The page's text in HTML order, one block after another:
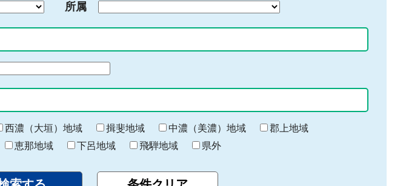
所属
西濃（大垣）地域 揖斐地域 中濃（美濃）地域
郡上地域
恵那地域 下呂地域 飛騨地域 県外